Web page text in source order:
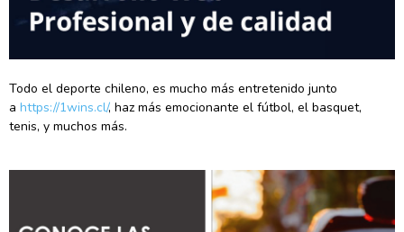
Todo el deporte chileno, es mucho más entretenido junto
a https://1wins.cl/, haz más emocionante el fútbol, el basquet,
tenis, y muchos más.